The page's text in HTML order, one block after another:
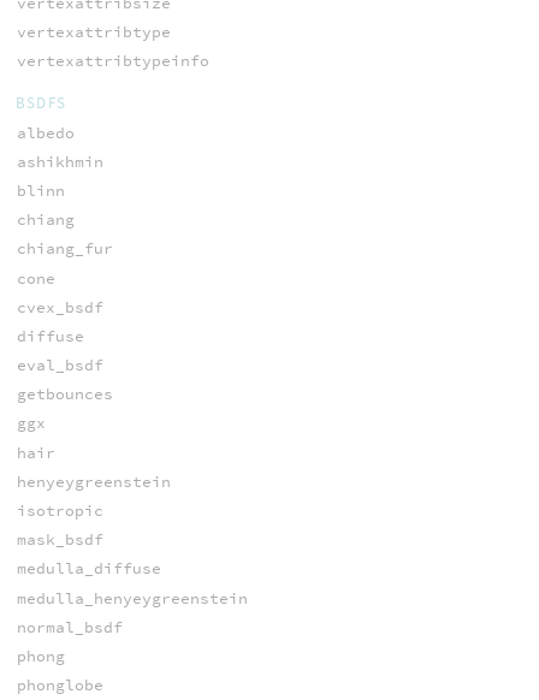
vertexattribtype
vertexattribtypeinfo
BSDFS
albedo
ashikhmin
blinn
chiang
chiang_fur
cone
cvex_bsdf
diffuse
eval_bsdf
getbounces
ggx
hair
henyeygreenstein
isotropic
mask_bsdf
medulla_diffuse
medulla_henyeygreenstein
normal_bsdf
phong
phonglobe